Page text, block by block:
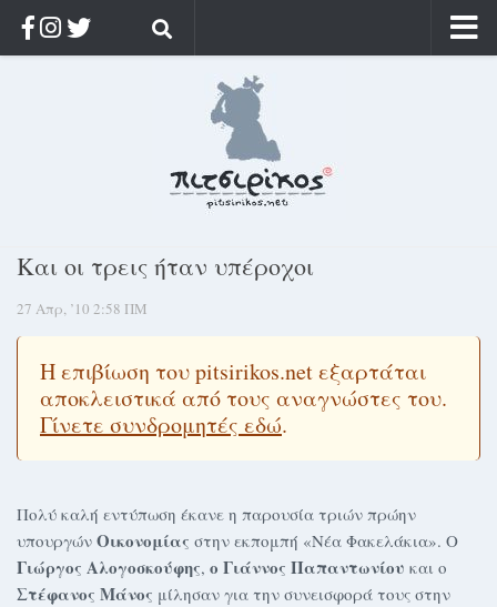
Στοχασμοί & αποφθέγματα
Διαφήμιση
Μόνο για συνδρομητές
Log in
Και οι τρεις ήταν υπέροχοι
27 Απρ, ’10 2:58 ΠΜ
Η επιβίωση του pitsirikos.net εξαρτάται
αποκλειστικά από τους αναγνώστες του.
Γίνετε συνδρομητές εδώ.
Πολύ καλή εντύπωση έκανε η παρουσία τριών πρώην
υπουργών Οικονομίας στην εκπομπή «Νέα Φακελάκια». Ο
Γιώργος Αλογοσκούφης, ο Γιάννος Παπαντωνίου και ο
Στέφανος Μάνος μίλησαν για την συνεισφορά τους στην